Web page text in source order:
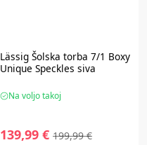
Lässig Šolska torba 7/1 Boxy
Unique Speckles siva
Na voljo takoj
139,99 € 199,99 €